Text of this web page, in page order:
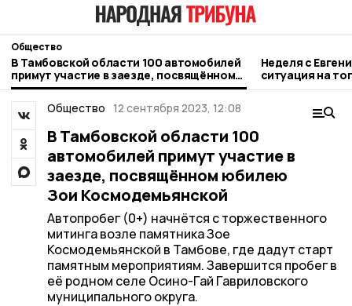
Общество
В Тамбовской области 100 автомобилей
примут участие в заезде, посвящённом
юбилею Зои Космодемьянской
Неделя с
ситуация на
городе и
Общество 12 сентября 2023, 12:08
В Тамбовской области 100
автомобилей примут участие в
заезде, посвящённом юбилею
Зои Космодемьянской
Автопробег (0+) начнётся с торжественного
митинга возле памятника Зое
Космодемьянской в Тамбове, где дадут старт
памятным мероприятиям. Завершится пробег в
её родном селе Осино-Гай Гавриловского
муниципального округа.